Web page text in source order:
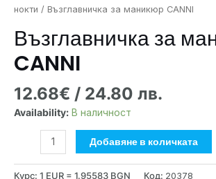
нокти / Възглавничка за маникюр CANNI
Възглавничка за
CANNI
12.68€ / 24.80 лв.
Availability: В наличност
Добавяне в количката
Курс: 1 EUR = 1.95583 BGN Код: 20378